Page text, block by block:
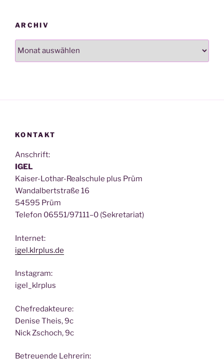
ARCHIV
Archiv
KONTAKT
Anschrift:
IGEL
Kai­ser-Lothar-Real­schu­le plus Prüm
Wan­dal­bert­stra­ße 16
54595 Prüm
Tele­fon 06551/97111–0 (Sekre­ta­ri­at)
Inter­net:
igel.klrplus.de
Insta­gram:
igel_klrplus
Chef­re­dak­teu­re:
Deni­se Theis, 9c
Nick Zscho­ch, 9c
Betreu­en­de Lehrerin: